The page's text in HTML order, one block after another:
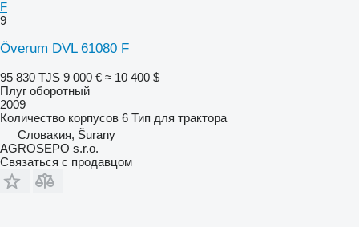
F
9
Överum DVL 61080 F
95 830 TJS 9 000 € ≈ 10 400 $
Плуг оборотный
2009
Количество корпусов 6 Тип для трактора
Словакия, Šurany
AGROSEPO s.r.o.
Связаться с продавцом